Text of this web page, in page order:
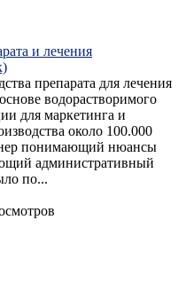
и лечения
препарата для лечения
водорастворимого
для маркетинга и
около 100.000
понимающий нюансы
административный
по...